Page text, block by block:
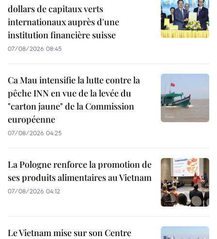
dollars de capitaux verts
internationaux auprès d'une
institution financière suisse
07/08/2026 08:45
Ca Mau intensifie la lutte contre la
pêche INN en vue de la levée du
"carton jaune" de la Commission
européenne
07/08/2026 04:25
La Pologne renforce la promotion de
ses produits alimentaires au Vietnam
07/08/2026 04:12
Le Vietnam mise sur son Centre